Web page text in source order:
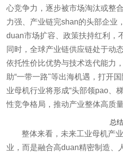
心竞争力，逐步被市场淘汰或整
力强、产业链完shan的头部企业
duan市场扩容、政策扶持红利，
同时，全球产业链供应链处于动
依托性价比优势与技术迭代能力
助“一带一路"等出海机遇，打开
业母机行业将形成“头部领pao、
性竞争格局，推动产业整体高质量
总结
整体来看，未来工业母机产
业，而是融合高duan精密制造、